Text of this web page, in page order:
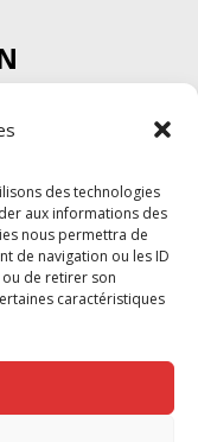
des technologies
aux informations des
nous permettra de
de navigation ou les ID
ou de retirer son
caractéristiques